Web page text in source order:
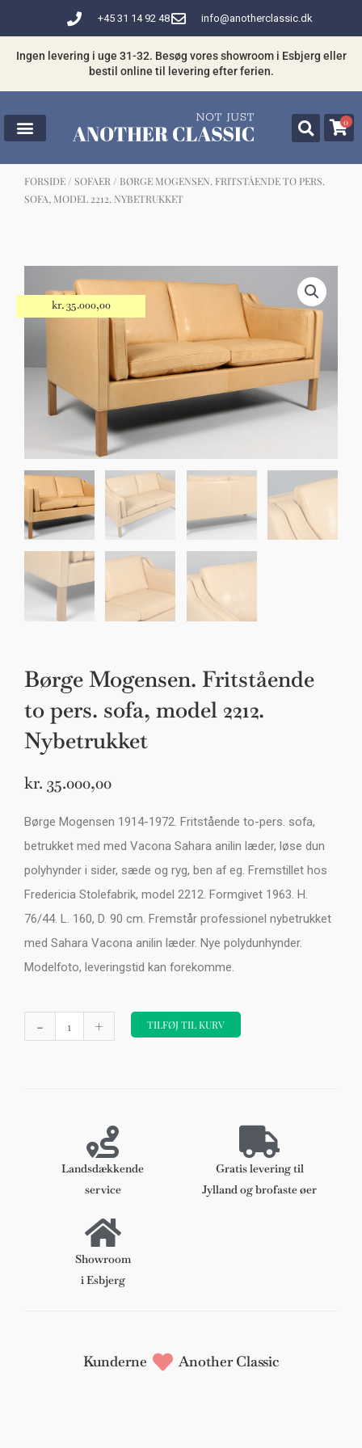
indholdet
+45 31 14 92 48 info@anotherclassic.dk
Ingen levering i uge 31-32. Besøg vores showroom i Esbjerg eller
bestil online til levering efter ferien.
0
FORSIDE / SOFAER / BØRGE MOGENSEN. FRITSTÅENDE TO PERS.
SOFA, MODEL 2212. NYBETRUKKET
have din interesse?
Sko til Arne Jacobsen stole
Stole
DKK 100,00
kr.35.000,00
Børge Mogensen. Fritstående
to pers. sofa, model 2212.
Nybetrukket
kr. 35.000,00
Børge Mogensen 1914-1972. Fritstående to-pers. sofa,
betrukket med med Vacona Sahara anilin læder, løse dun
polyhynder i sider, sæde og ryg, ben af eg. Fremstillet hos
Fredericia Stolefabrik, model 2212. Formgivet 1963. H.
76/44. L. 160, D. 90 cm. Fremstår professionel nybetrukket
med Sahara Vacona anilin læder. Nye polydunhynder.
Modelfoto, leveringstid kan forekomme.
-
Mogensen.
Fritstående
Nybetrukket
+ TILFØJ TIL KURV
Landsdækkende
service
Gratis levering til
Jylland og brofaste øer
Showroom
i Esbjerg
Kunderne Another Classic